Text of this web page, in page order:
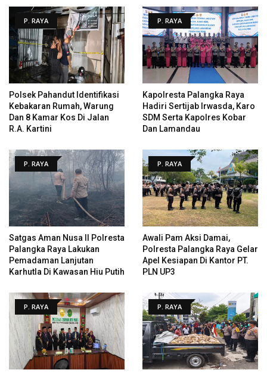
P. RAYA
Polsek Pahandut Identifikasi
Kebakaran Rumah, Warung
Dan 8 Kamar Kos Di Jalan
R.A. Kartini
P. RAYA
Kapolresta Palangka Raya
Hadiri Sertijab Irwasda, Karo
SDM Serta Kapolres Kobar
Dan Lamandau
P. RAYA
Satgas Aman Nusa II Polresta
Palangka Raya Lakukan
Pemadaman Lanjutan
Karhutla Di Kawasan Hiu Putih
P. RAYA
Awali Pam Aksi Damai,
Polresta Palangka Raya Gelar
Apel Kesiapan Di Kantor PT.
PLN UP3
P. RAYA P. RAYA